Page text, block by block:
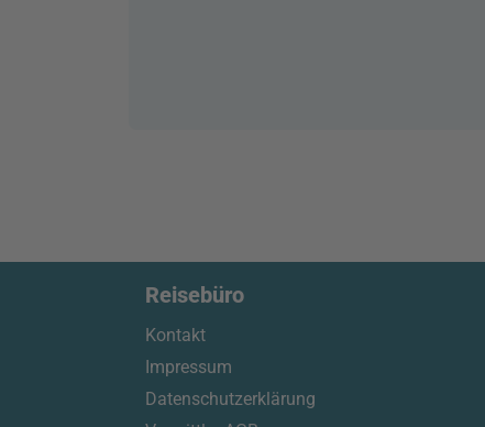
Reisebüro
Kontakt
Impressum
Datenschutzerklärung